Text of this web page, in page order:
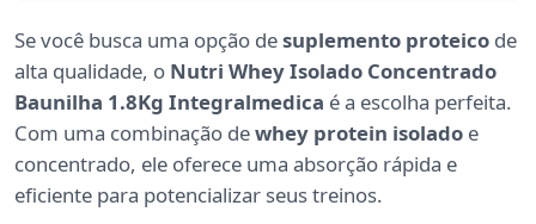
Se você busca uma opção desuplemento proteico de
alta qualidade, o Nutri Whey Isolado Concentrado
Baunilha 1.8Kg Integralmedica é a escolha perfeita.
Com uma combinação dewhey protein isolado e
concentrado, ele oferece uma absorção rápida e
eficiente para potencializar seus treinos.